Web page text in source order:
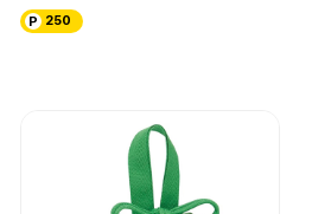
250